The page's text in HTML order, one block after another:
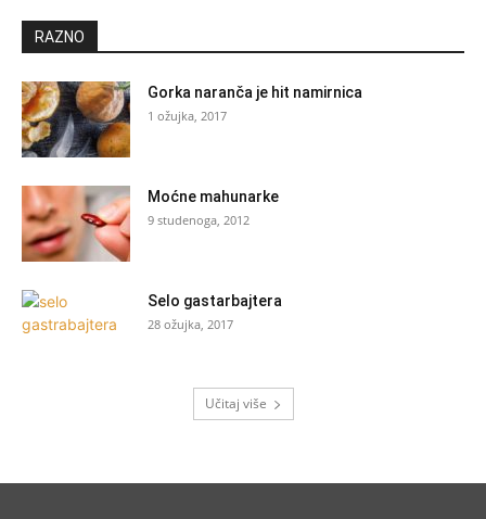
RAZNO
Gorka naranča je hit namirnica
1 ožujka, 2017
Moćne mahunarke
9 studenoga, 2012
Selo gastarbajtera
28 ožujka, 2017
Učitaj više